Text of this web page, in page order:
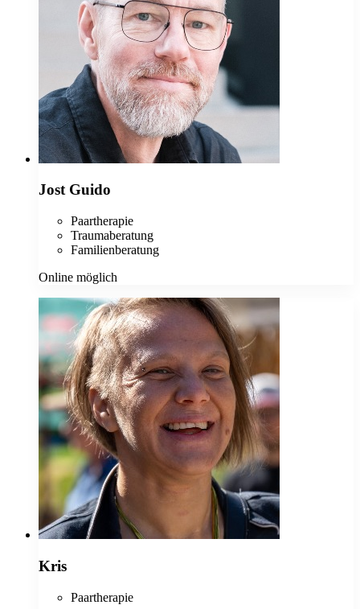
Jost Guido
Paartherapie
Traumaberatung
Familienberatung
Online möglich
Kris
Paartherapie